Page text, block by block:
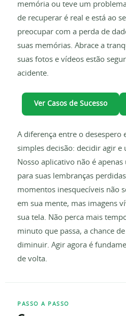
memória ou teve um
de recuperar é real e está ao
preocupar com a perda de
suas memórias. Abrace a
suas fotos e vídeos estão
acidente.
Ver Casos de Sucesso
A diferença entre o desespero
simples decisão: decidir agir e
Nosso aplicativo não é
para suas lembranças
momentos inesquecíveis não
em sua mente, mas imagens
sua tela. Não perca mais
minuto que passa, a chance
diminuir. Agir agora é
de volta.
PASSO A PASSO